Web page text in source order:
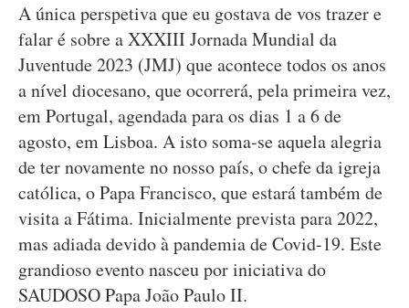
A única perspetiva que eu gostava de vos trazer e
falar é sobre a XXXIII Jornada Mundial da
Juventude 2023 (JMJ) que acontece todos os anos
a nível diocesano, que ocorrerá, pela primeira vez,
em Portugal, agendada para os dias 1 a 6 de
agosto, em Lisboa. A isto soma-se aquela alegria
de ter novamente no nosso país, o chefe da igreja
católica, o Papa Francisco, que estará também de
visita a Fátima. Inicialmente prevista para 2022,
mas adiada devido à pandemia de Covid-19. Este
grandioso evento nasceu por iniciativa do
SAUDOSO Papa João Paulo II.